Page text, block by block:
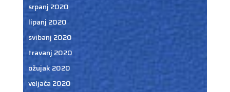
srpanj 2020
lipanj 2020
svibanj 2020
travanj 2020
ožujak 2020
veljača 2020